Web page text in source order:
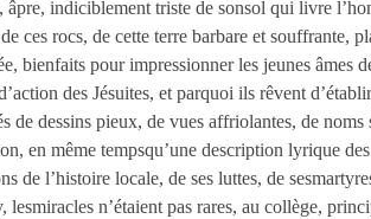
âpre, indiciblement triste de sonsol qui livre
ces rocs, de cette terre barbare et souffrante,
bienfaits pour impressionner les jeunes
des Jésuites, et parquoi ils rêvent
de dessins pieux, de vues affriolantes, de
en même tempsqu’une description lyrique
de l’histoire locale, de ses luttes, de
lesmiracles n’étaient pas rares, au collège,